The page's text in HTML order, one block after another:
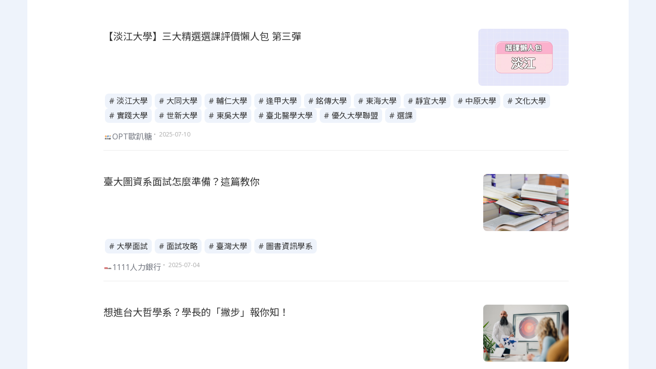
【淡江大學】三大精選選課評價懶人包 第三彈
# 淡江大學 # 大同大學 # 輔仁大學 # 逢甲大學 # 銘傳大學 # 東海大學 # 靜宜大學 # 中原大學
# 文化大學
# 實踐大學
# 世新大學 # 東吳大學 # 臺北醫學大學 # 優久大學聯盟
# 選課
OPT歐趴糖 ・ 2025-07-10
臺大圖資系面試怎麼準備？這篇教你
# 大學面試 # 面試攻略 # 臺灣大學
# 圖書資訊學系
1111人力銀行 ・ 2025-07-04
想進台大哲學系？學長的「撇步」報你知！